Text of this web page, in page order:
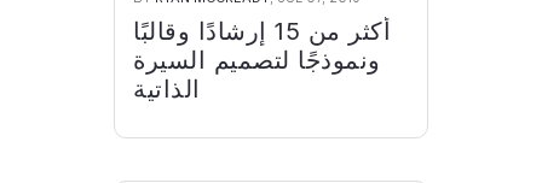
أكثر من 15 إرشادًا وقالبًا
ونموذجًا لتصميم السيرة
الذاتية